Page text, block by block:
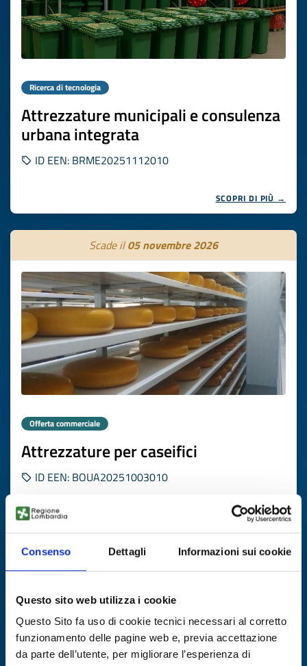
Consenso Dettagli Informazioni sui cookie
Questo sito web utilizza i cookie
Questo Sito fa uso di cookie tecnici necessari al corretto
funzionamento delle pagine web e, previa accettazione
da parte dell’utente, per migliorare l’esperienza di
Ricerca di tecnologia
Attrezzature municipali e consulenza
urbana integrata
ID EEN: BRME20251112010
SCOPRI DI PIÙ →
Scade il05 novembre 2026
Offerta commerciale
Attrezzature per caseifici
ID EEN: BOUA20251003010
SCOPRI DI PIÙ →
Scade il13 aprile 2027